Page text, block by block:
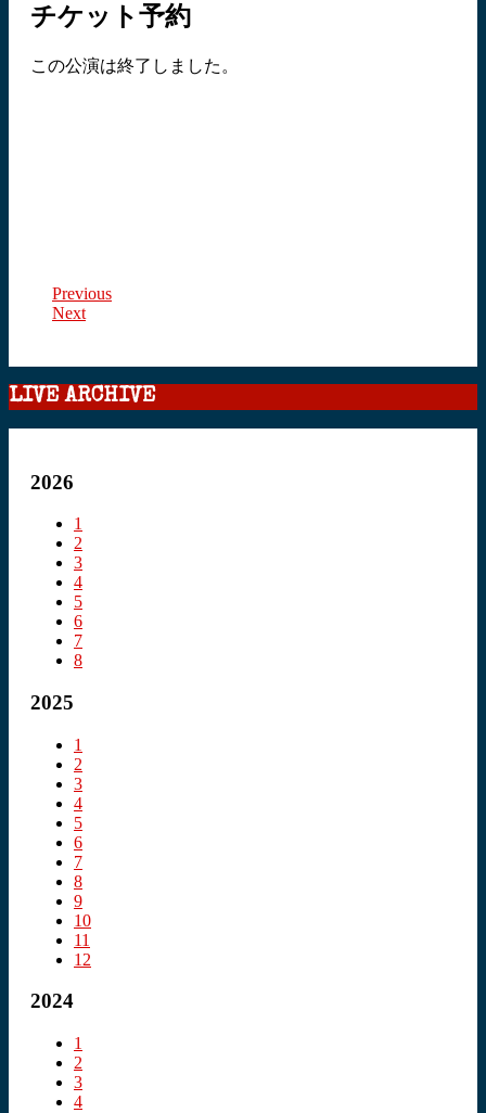
チケット予約
この公演は終了しました。
Previous
Next
LIVE ARCHIVE
2026
1
2
3
4
5
6
7
8
2025
1
2
3
4
5
6
7
8
9
10
11
12
2024
1
2
3
4